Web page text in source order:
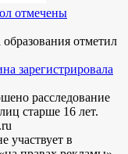
отмечены
отметил
зарегистрировала
расследование
старше 16 лет.
участвует в